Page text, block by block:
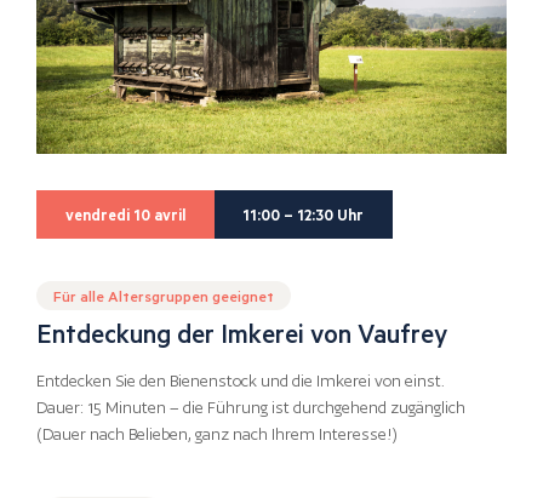
vendredi 10 avril 11:00 – 12:30 Uhr
Für alle Altersgruppen geeignet
Entdeckung der Imkerei von Vaufrey
Entdecken Sie den Bienenstock und die Imkerei von einst.
Dauer: 15 Minuten – die Führung ist durchgehend zugänglich
(Dauer nach Belieben, ganz nach Ihrem Interesse!)